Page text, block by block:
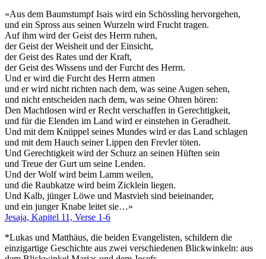
«Aus dem Baumstumpf Isais wird ein Schössling hervorgehen,
und ein Spross aus seinen Wurzeln wird Frucht tragen.
Auf ihm wird der Geist des Herrn ruhen,
der Geist der Weisheit und der Einsicht,
der Geist des Rates und der Kraft,
der Geist des Wissens und der Furcht des Herrn.
Und er wird die Furcht des Herrn atmen
und er wird nicht richten nach dem, was seine Augen sehen,
und nicht entscheiden nach dem, was seine Ohren hören:
Den Machtlosen wird er Recht verschaffen in Gerechtigkeit,
und für die Elenden im Land wird er einstehen in Geradheit.
Und mit dem Knüppel seines Mundes wird er das Land schlagen
und mit dem Hauch seiner Lippen den Frevler töten.
Und Gerechtigkeit wird der Schurz an seinen Hüften sein
und Treue der Gurt um seine Lenden.
Und der Wolf wird beim Lamm weilen,
und die Raubkatze wird beim Zicklein liegen.
Und Kalb, jünger Löwe und Mastvieh sind beieinander,
und ein junger Knabe leitet sie…»
Jesaja, Kapitel 11, Verse 1-6
*Lukas und Matthäus, die beiden Evangelisten, schildern die
einzigartige Geschichte aus zwei verschiedenen Blickwinkeln: aus